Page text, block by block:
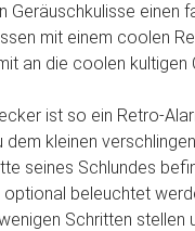
Geräuschkulisse einen
mit einem coolen
an die coolen kultigen
ist so ein Retro-
dem kleinen
seines Schlundes
beleuchtet
Schritten stellen